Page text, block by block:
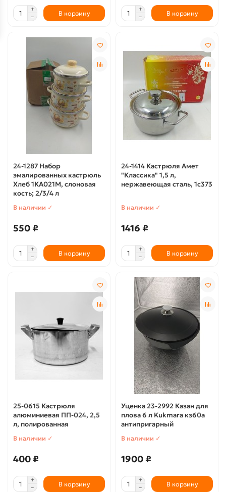
В корзину В корзину
24-1287 Набор
эмалированных кастрюль
Хлеб 1КА021М, слоновая
кость; 2/3/4 л
В наличии ✓
550 ₽
В корзину
24-1414 Кастрюля Амет
"Классика" 1,5 л,
нержавеющая сталь, 1с373
В наличии ✓
1416 ₽
В корзину
25-0615 Кастрюля
алюминиевая ПП-024, 2,5
л, полированная
В наличии ✓
400 ₽
В корзину
Уценка 23-2992 Казан для
плова 6 л Kukmara кз60а
антипригарный
В наличии ✓
1900 ₽
В корзину